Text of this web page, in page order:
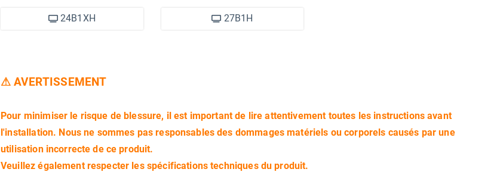
24B1XH 27B1H
⚠ AVERTISSEMENT
Pour minimiser le risque de blessure, il est important de lire attentivement toutes les instructions avant
l'installation. Nous ne sommes pas responsables des dommages matériels ou corporels causés par une
utilisation incorrecte de ce produit.
Veuillez également respecter les spécifications techniques du produit.